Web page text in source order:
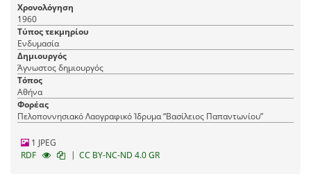
Χρονολόγηση
1960
Τύπος τεκμηρίου
Ενδυμασία
Δημιουργός
Άγνωστος δημιουργός
Τόπος
Αθήνα
Φορέας
Πελοποννησιακό Λαογραφικό Ίδρυμα “Βασίλειος Παπαντωνίου”
1 JPEG
RDF
| CC BY-NC-ND 4.0 GR